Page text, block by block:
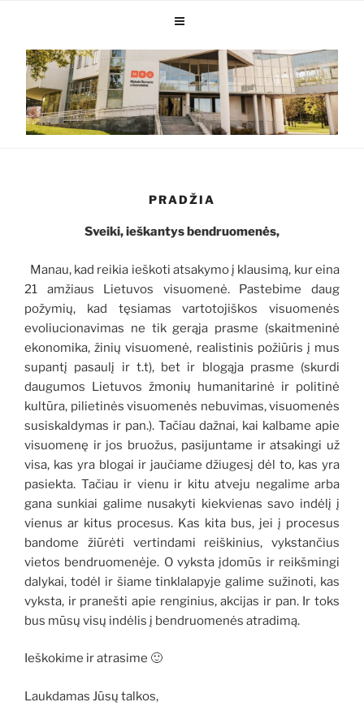
PRADŽIA
Sveiki, ieškantys bendruomenės,
Manau, kad reikia ieškoti atsakymo į klausimą, kur eina
21 amžiaus Lietuvos visuomenė. Pastebime daug
požymių, kad tęsiamas vartotojiškos visuomenės
evoliucionavimas ne tik gerąja prasme (skaitmeninė
ekonomika, žinių visuomenė, realistinis požiūris į mus
supantį pasaulį ir t.t), bet ir blogąja prasme (skurdi
daugumos Lietuvos žmonių humanitarinė ir politinė
kultūra, pilietinės visuomenės nebuvimas, visuomenės
susiskaldymas ir pan.). Tačiau dažnai, kai kalbame apie
visuomenę ir jos bruožus, pasijuntame ir atsakingi už
visa, kas yra blogai ir jaučiame džiugesį dėl to, kas yra
pasiekta. Tačiau ir vienu ir kitu atveju negalime arba
gana sunkiai galime nusakyti kiekvienas savo indėlį į
vienus ar kitus procesus. Kas kita bus, jei į procesus
bandome žiūrėti vertindami reiškinius, vykstančius
vietos bendruomenėje. O vyksta įdomūs ir reikšmingi
dalykai, todėl ir šiame tinklalapyje galime sužinoti, kas
vyksta, ir pranešti apie renginius, akcijas ir pan. Ir toks
bus mūsų visų indėlis į bendruomenės atradimą.
Ieškokime ir atrasime 🙂
Laukdamas Jūsų talkos,